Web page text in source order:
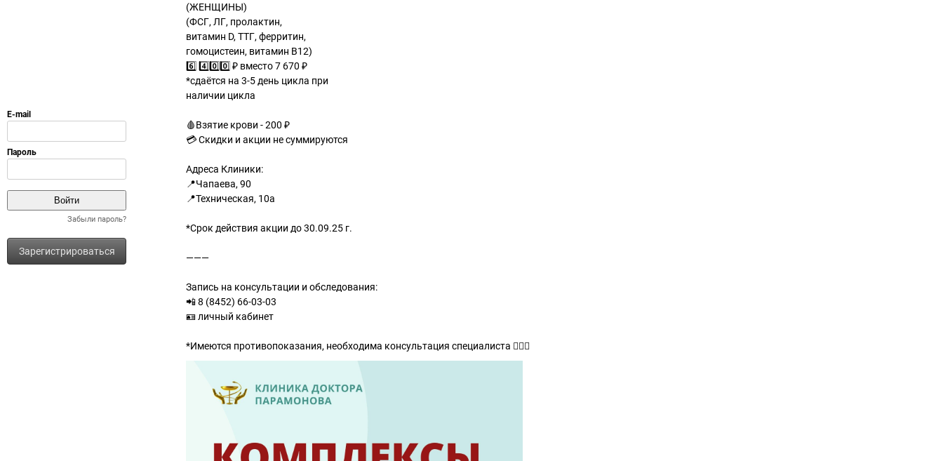
Забыли пароль?
Зарегистрироваться
(ЖЕНЩИНЫ)
(ФСГ, ЛГ, пролактин,
витамин D, ТТГ, ферритин,
гомоцистеин, витамин В12)
6️⃣ 4️⃣0️⃣0️⃣ ₽ вместо 7 670 ₽
*сдаётся на 3-5 день цикла при
наличии цикла
🩸Взятие крови - 200 ₽
💳 Скидки и акции не суммируются
Адреса Клиники:
📍Чапаева, 90
📍Техническая, 10а
*Срок действия акции до 30.09.25 г.
———
Запись на консультации и обследования:
📲 8 (8452) 66-03-03
🪪 личный кабинет
*Имеются противопоказания, необходима консультация специалиста 👩🏻‍⚕️